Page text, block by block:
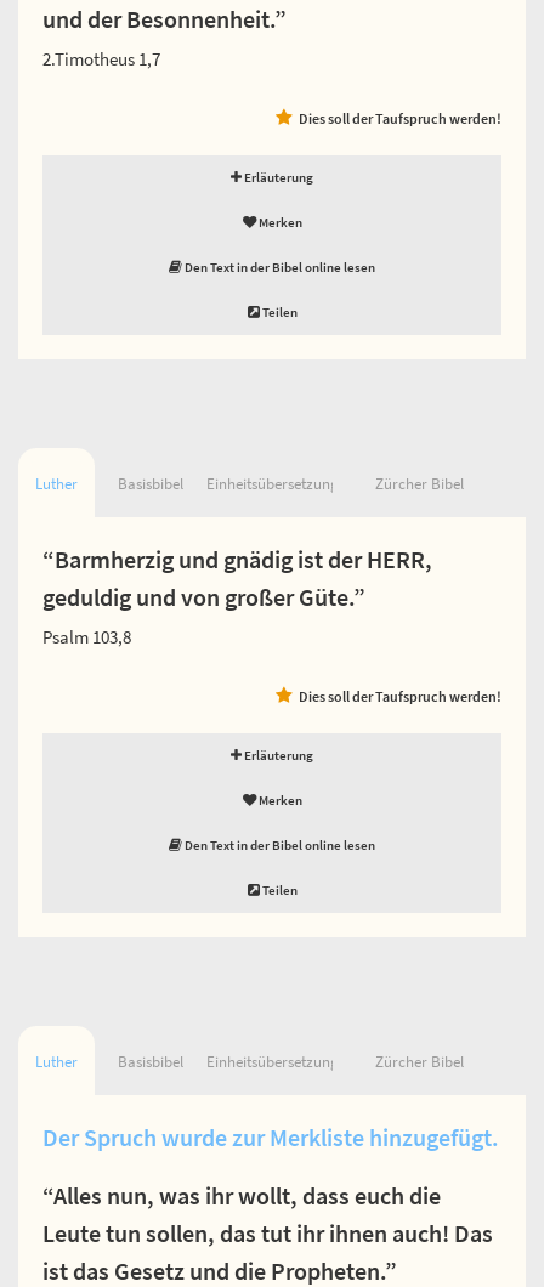
und der Besonnenheit.”
2.Timotheus 1,7
Dies soll der Taufspruch werden!
Erläuterung
Merken
Den Text in der Bibel online lesen
Teilen
Luther Basisbibel Einheitsübersetzung Zürcher Bibel
“Barmherzig und gnädig ist der HERR,
geduldig und von großer Güte.”
Psalm 103,8
Dies soll der Taufspruch werden!
Erläuterung
Merken
Den Text in der Bibel online lesen
Teilen
Luther Basisbibel Einheitsübersetzung Zürcher Bibel
Der Spruch wurde zur Merkliste hinzugefügt.
“Alles nun, was ihr wollt, dass euch die
Leute tun sollen, das tut ihr ihnen auch! Das
ist das Gesetz und die Propheten.”